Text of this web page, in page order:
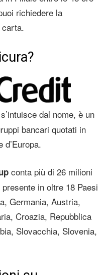
richiedere la
dal nome, è un
bancari quotati in
d’Europa.
conta più di 26 milioni
in oltre 18 Paesi
Germania, Austria,
Croazia, Repubblica
Slovacchia, Slovenia,